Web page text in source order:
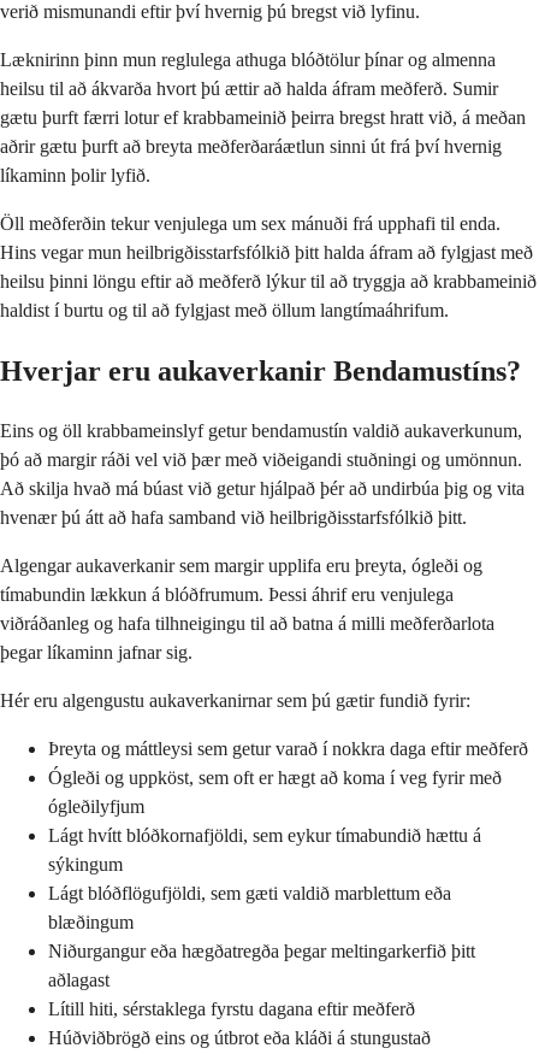
verið mismunandi eftir því hvernig þú bregst við lyfinu.
Læknirinn þinn mun reglulega athuga blóðtölur þínar og almenna
heilsu til að ákvarða hvort þú ættir að halda áfram meðferð. Sumir
gætu þurft færri lotur ef krabbameinið þeirra bregst hratt við, á meðan
aðrir gætu þurft að breyta meðferðaráætlun sinni út frá því hvernig
líkaminn þolir lyfið.
Öll meðferðin tekur venjulega um sex mánuði frá upphafi til enda.
Hins vegar mun heilbrigðisstarfsfólkið þitt halda áfram að fylgjast með
heilsu þinni löngu eftir að meðferð lýkur til að tryggja að krabbameinið
haldist í burtu og til að fylgjast með öllum langtímaáhrifum.
Hverjar eru aukaverkanir Bendamustíns?
Eins og öll krabbameinslyf getur bendamustín valdið aukaverkunum,
þó að margir ráði vel við þær með viðeigandi stuðningi og umönnun.
Að skilja hvað má búast við getur hjálpað þér að undirbúa þig og vita
hvenær þú átt að hafa samband við heilbrigðisstarfsfólkið þitt.
Algengar aukaverkanir sem margir upplifa eru þreyta, ógleði og
tímabundin lækkun á blóðfrumum. Þessi áhrif eru venjulega
viðráðanleg og hafa tilhneigingu til að batna á milli meðferðarlota
þegar líkaminn jafnar sig.
Hér eru algengustu aukaverkanirnar sem þú gætir fundið fyrir:
Þreyta og máttleysi sem getur varað í nokkra daga eftir meðferð
Ógleði og uppköst, sem oft er hægt að koma í veg fyrir með
ógleðilyfjum
Lágt hvítt blóðkornafjöldi, sem eykur tímabundið hættu á
sýkingum
Lágt blóðflögufjöldi, sem gæti valdið marblettum eða
blæðingum
Niðurgangur eða hægðatregða þegar meltingarkerfið þitt
aðlagast
Lítill hiti, sérstaklega fyrstu dagana eftir meðferð
Húðviðbrögð eins og útbrot eða kláði á stungustað